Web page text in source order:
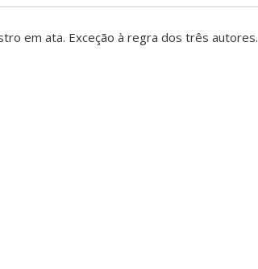
em ata. Exceção à regra dos três autores.